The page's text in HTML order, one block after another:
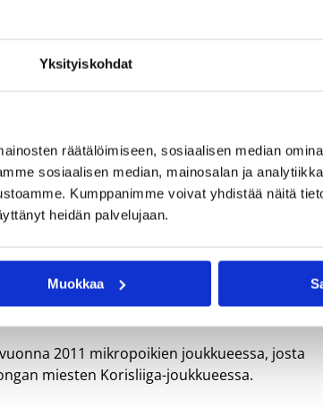
Yksityiskohdat
räätälöimiseen, sosiaalisen median
sosiaalisen median, mainosalan ja
Kumppanimme voivat yhdistää näitä
heidän palvelujaan.
Muokkaa
ja oppia lisää. Olen kiitollinen Hongalle
sekä mahdollisuudesta hypätä
mahdollisuudesta. Samaan aikaan olen
osa Tapiolan Honkaa ja meidän
työkaverina, mutta seura tulee
tavoitteena on kasvattaa paitsi pelaajia
kohdalla onnistuneet. Haluan kiittää
valmennustyöstään ja onnitella
Antti Viitanen sanoo.
2011 mikropoikien joukkueessa, josta
miesten Korisliiga-joukkueessa.